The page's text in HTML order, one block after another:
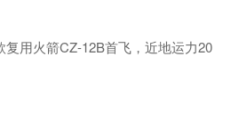
用火箭CZ-12B首飞，近地运力20